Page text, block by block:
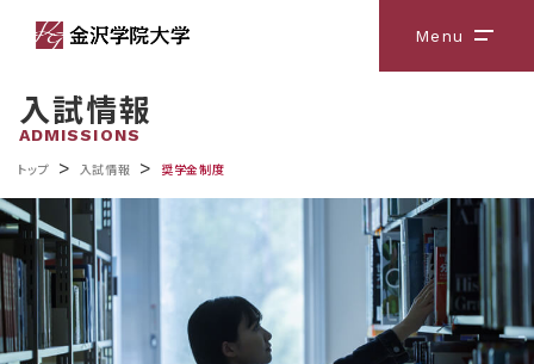
Menu メニ
入試情報
ADMISSIONS
トップ > 入試情報 > 奨学金制度